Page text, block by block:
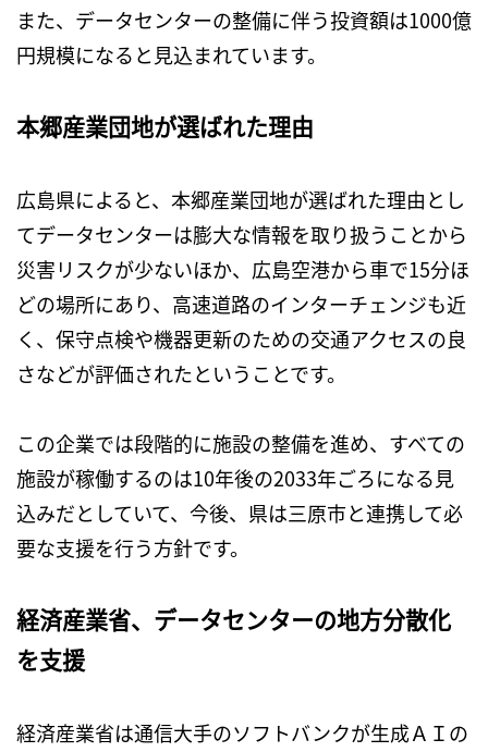
また、データセンターの整備に伴う投資額は1000億
円規模になると見込まれています。
本郷産業団地が選ばれた理由
広島県によると、本郷産業団地が選ばれた理由とし
てデータセンターは膨大な情報を取り扱うことから
災害リスクが少ないほか、広島空港から車で15分ほ
どの場所にあり、高速道路のインターチェンジも近
く、保守点検や機器更新のための交通アクセスの良
さなどが評価されたということです。
この企業では段階的に施設の整備を進め、すべての
施設が稼働するのは10年後の2033年ごろになる見
込みだとしていて、今後、県は三原市と連携して必
要な支援を行う方針です。
経済産業省、データセンターの地方分散化
を支援
経済産業省は通信大手のソフトバンクが生成ＡＩの